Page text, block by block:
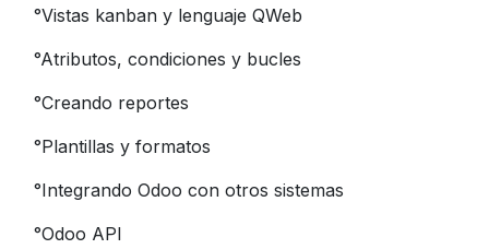
°Vistas kanban y lenguaje QWeb
°Atributos, condiciones y bucles
°Creando reportes
°Plantillas y formatos
°Integrando Odoo con otros sistemas
°Odoo API